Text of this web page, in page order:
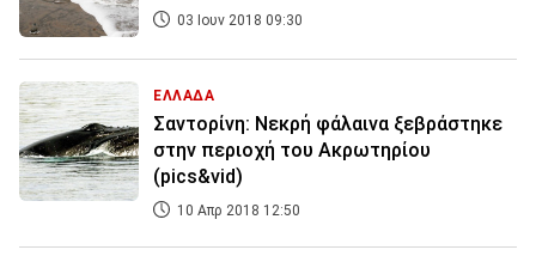
03 Ιουν 2018 09:30
ΕΛΛΑΔΑ
Σαντορίνη: Νεκρή φάλαινα ξεβράστηκε
στην περιοχή του Ακρωτηρίου
(pics&vid)
10 Απρ 2018 12:50